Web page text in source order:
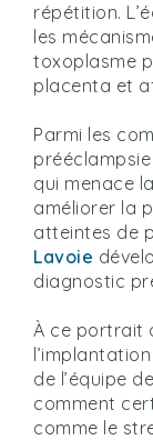
répétition.
les
toxoplasme
placenta et
Parmi les
qui menace
améliorer la
atteintes de
Lavoie
diagnostic
À ce portrait
de l’équipe de
comment
comme le